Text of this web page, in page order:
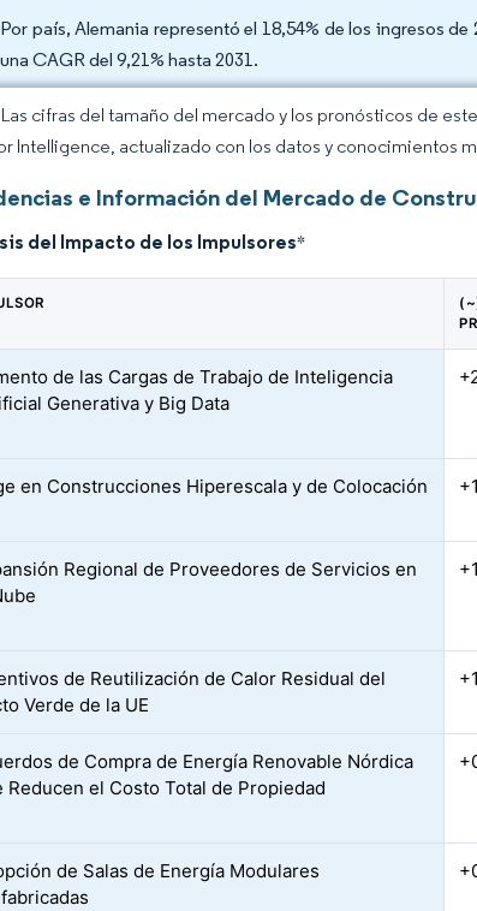
Por país, Alemania representó el 18,54% de los ingresos
una CAGR del 9,21% hasta 2031.
cifras del tamaño del mercado y los pronósticos de
Intelligence, actualizado con los datos y conocimientos
e Información del Mercado de
del Impacto de los Impulsores*
de las Cargas de Trabajo de Inteligencia
Generativa y Big Data
en Construcciones Hiperescala y de Colocación
Regional de Proveedores de Servicios en
de Reutilización de Calor Residual del
Verde de la UE
de Compra de Energía Renovable Nórdica
Reducen el Costo Total de Propiedad
de Salas de Energía Modulares